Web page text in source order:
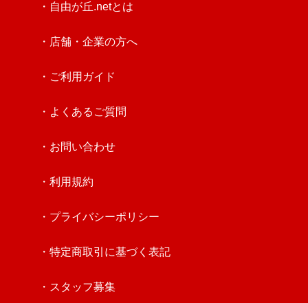
・自由が丘.netとは
・店舗・企業の方へ
・ご利用ガイド
・よくあるご質問
・お問い合わせ
・利用規約
・プライバシーポリシー
・特定商取引に基づく表記
・スタッフ募集